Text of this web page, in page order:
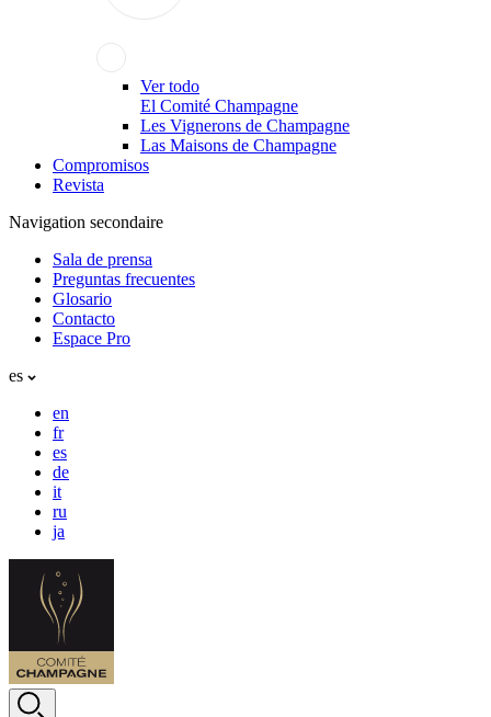
Ver todo
El Comité Champagne
Les Vignerons de Champagne
Las Maisons de Champagne
Compromisos
Revista
Navigation secondaire
Sala de prensa
Preguntas frecuentes
Glosario
Contacto
Espace Pro
es
en
fr
es
de
it
ru
ja